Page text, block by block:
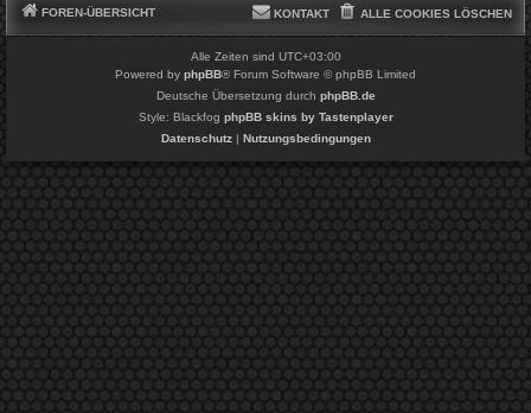
FOREN-ÜBERSICHT ALLE COOKIES LÖSCHEN
KONTAKT
Alle Zeiten sind UTC+03:00
Powered by phpBB® Forum Software © phpBB Limited
Deutsche Übersetzung durch phpBB.de
Style: Blackfog phpBB skins by Tastenplayer
Datenschutz| Nutzungsbedingungen